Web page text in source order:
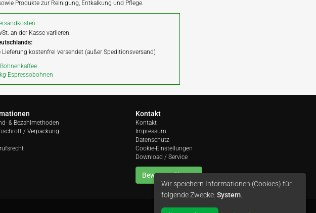
Produkte zur Reinigung, Entkalkung und Pflege.
an der Kasse variieren.
kostenfrei versendet (außer Speditionsversand)
Espressobohnen
& Bezahlmethoden
/ Verpackung
Kontakt
Kontakt
Impressum
Datenschutz
Cookie-Einstellungen
Download / Service
Bewerten Sie uns
Wir speichern Informationen (Cookies) für
folgende Zwecke: System